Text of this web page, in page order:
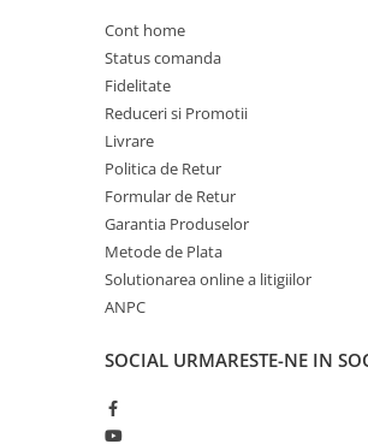
Accesorii Goarne Pneumatice
Autocolante reflectorizante si
fluorescente
Avertizare sonora
Claxoane Auto si Semnale Electrice
de Avertizare
Goarne si trompete cu aer
Benzi si placi reflectorizante
Goarne / Trompete Pneumatice
Kituri Instalare Goarne
Pneumatice
Cont home
Status comanda
Fidelitate
Reduceri si Promotii
Livrare
Politica de Retur
Formular de Retur
Garantia Produselor
Metode de Plata
Solutionarea online a litigiilor
ANPC
SOCIAL URMARESTE-NE IN